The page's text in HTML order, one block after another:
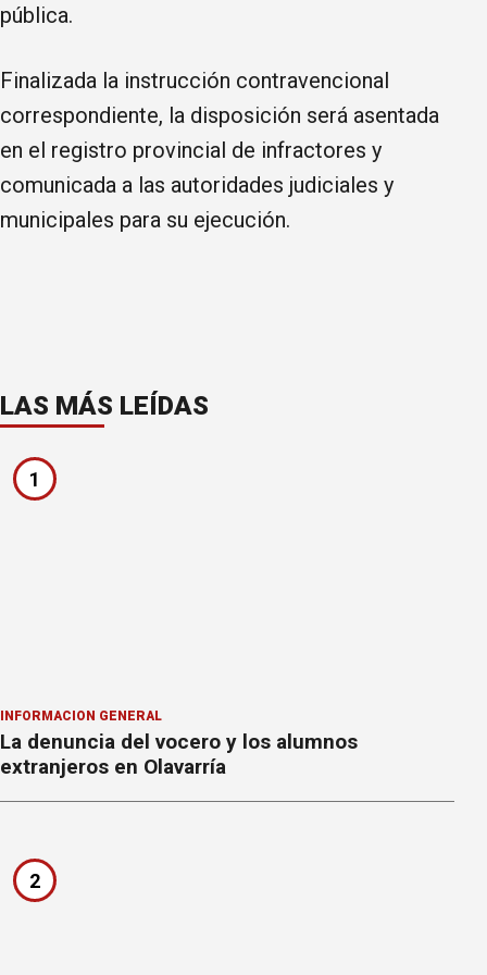
pública.
Finalizada la instrucción contravencional
correspondiente, la disposición será asentada
en el registro provincial de infractores y
comunicada a las autoridades judiciales y
municipales para su ejecución.
LAS MÁS LEÍDAS
1
INFORMACION GENERAL
La denuncia del vocero y los alumnos
extranjeros en Olavarría
2